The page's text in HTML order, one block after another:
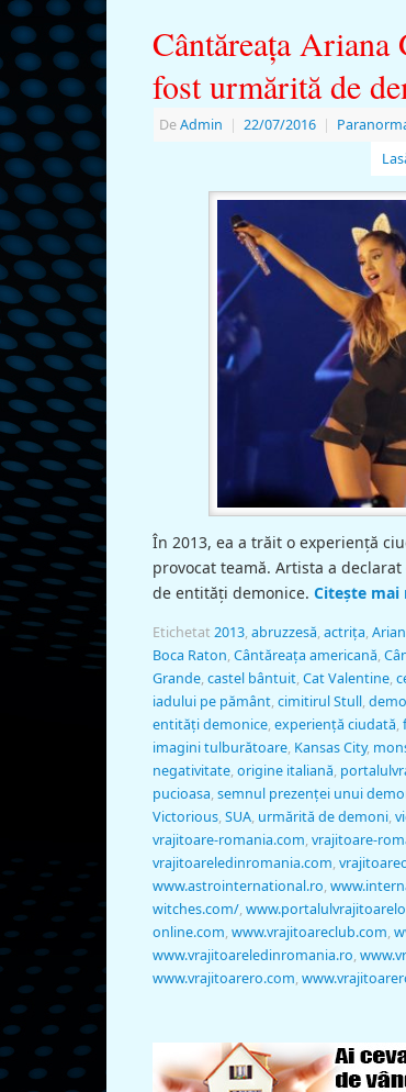
Cântăreaţa Ariana
fost urmărită de
DeAdmin | 22/07/2016 |
În 2013, ea a trăit o experiență
provocat teamă. Artista a declarat
de entități demonice. Citește mai
Etichetat 2013,abruzzesă,actriţa,
Boca Raton,Cântăreaţa americană,
Grande,castel bântuit,Cat Valentine,
iadului pe pământ,cimitirul Stull,
entități demonice,experiență ciudată,
imagini tulburătoare, Kansas City,
negativitate,origine italiană,
pucioasa,semnul prezenței unui
Victorious,SUA, urmărită de demoni,
vrajitoare-romania.com,vrajitoare-
vrajitoareledinromania.com,
www.astrointernational.ro,
witches.com/,
online.com,www.vrajitoareclub.com,
www.vrajitoareledinromania.ro,
www.vrajitoarero.com,